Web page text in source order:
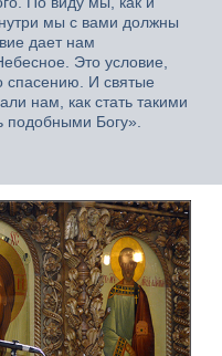
мы с вами должны
дает нам
Это условие,
спасению. И святые
нам, как стать такими
подобными Богу».